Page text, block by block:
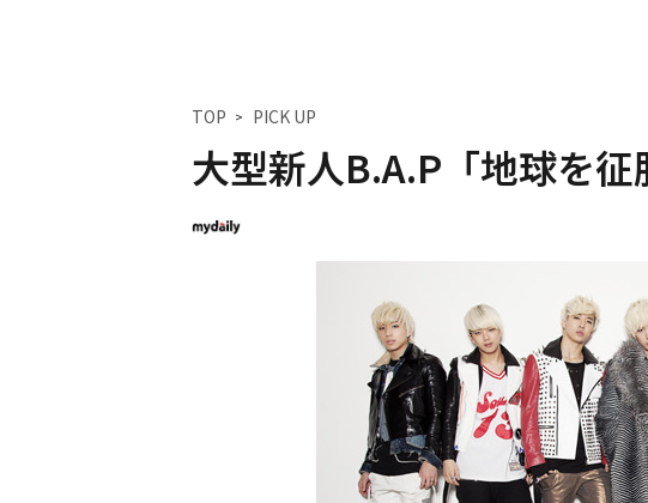
TOP PICK UP
大型新人B.A.P「地球を征